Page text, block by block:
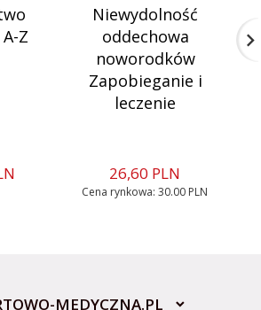
Z
Niewydolność
oddechowa
noworodków
Zapobieganie i
leczenie
26,60 PLN
Cena rynkowa: 30.00 PLN
MEDYCZNA.PL